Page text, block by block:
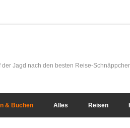
der Jagd nach den besten Reise-
& Buchen Alles Reisen